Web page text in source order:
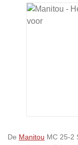
De Manitou MC 25-2